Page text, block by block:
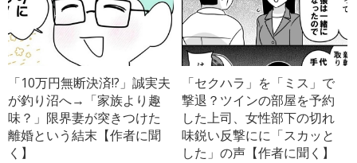
「10万円無断決済!?」誠実夫
が釣り沼へ→「家族より趣
味？」限界妻が突きつけた
離婚という結末【作者に聞
く】
「セクハラ」を「ミス」で
撃退？ツインの部屋を予約
した上司、女性部下の切れ
味鋭い反撃にに「スカッと
した」の声【作者に聞く】